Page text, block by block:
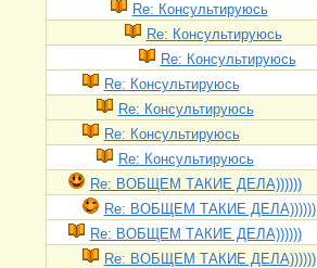
Re: Консультируюсь
Re: Консультируюсь
Re: Консультируюсь
Re: Консультируюсь
Re: Консультируюсь
Re: Консультируюсь
Re: Консультируюсь
Re: ВОБЩЕМ ТАКИЕ ДЕЛА))))))
Re: ВОБЩЕМ ТАКИЕ ДЕЛА))))))
Re: ВОБЩЕМ ТАКИЕ ДЕЛА))))))
Re: ВОБЩЕМ ТАКИЕ ДЕЛА))))))